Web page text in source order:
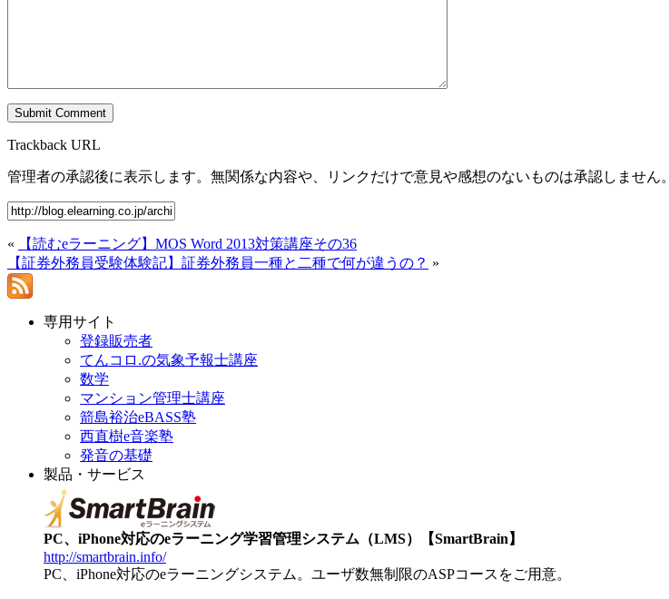
Trackback URL
管理者の承認後に表示します。無関係な内容や、リンクだけで意見や感想のないものは承認しません。
«
【読むeラーニング】MOS Word 2013対策講座その36
【証券外務員受験体験記】証券外務員一種と二種で何が違うの？ »
専用サイト
登録販売者
てんコロ.の気象予報士講座
数学
マンション管理士講座
箭島裕治eBASS塾
西直樹e音楽塾
発音の基礎
製品・サービス
PC、iPhone対応のeラーニング学習管理システム（LMS）【SmartBrain】
http://smartbrain.info/
PC、iPhone対応のeラーニングシステム。ユーザ数無制限のASPコースをご用意。